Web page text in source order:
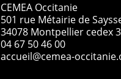
CEMEA Occitanie
501 rue Métairie de
34078 Montpellier cedex 3
04 67 50 46 00
accueil@cemea-